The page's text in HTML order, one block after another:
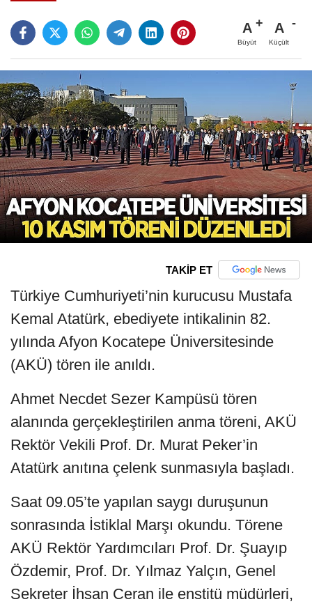
A
Büyüt
A
Küçült
TAKİP ET
Türkiye Cumhuriyeti’nin kurucusu Mustafa
Kemal Atatürk, ebediyete intikalinin 82.
yılında Afyon Kocatepe Üniversitesinde
(AKÜ) tören ile anıldı.
Ahmet Necdet Sezer Kampüsü tören
alanında gerçekleştirilen anma töreni, AKÜ
Rektör Vekili Prof. Dr. Murat Peker’in
Atatürk anıtına çelenk sunmasıyla başladı.
Saat 09.05’te yapılan saygı duruşunun
sonrasında İstiklal Marşı okundu. Törene
AKÜ Rektör Yardımcıları Prof. Dr. Şuayıp
Özdemir, Prof. Dr. Yılmaz Yalçın, Genel
Sekreter İhsan Ceran ile enstitü müdürleri,